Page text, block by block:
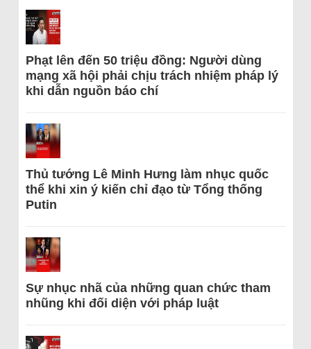
Phạt lên đến 50 triệu đồng: Người dùng
mạng xã hội phải chịu trách nhiệm pháp lý
khi dẫn nguồn báo chí
Thủ tướng Lê Minh Hưng làm nhục quốc
thể khi xin ý kiến chỉ đạo từ Tổng thống
Putin
Sự nhục nhã của những quan chức tham
nhũng khi đối diện với pháp luật